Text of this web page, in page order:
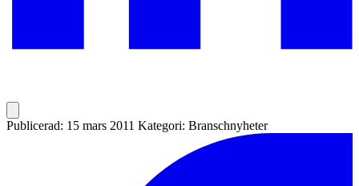
Publicerad: 15 mars 2011 Kategori: Branschnyheter